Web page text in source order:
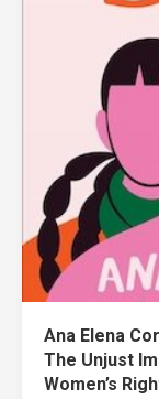
Ana Elena
The Unjust
Women’s